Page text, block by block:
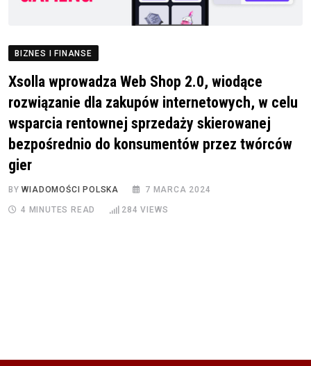
BIZNES I FINANSE
Xsolla wprowadza Web Shop 2.0, wiodące
rozwiązanie dla zakupów internetowych, w celu
wsparcia rentownej sprzedaży skierowanej
bezpośrednio do konsumentów przez twórców
gier
BYWIADOMOŚCI POLSKA 7 MARCA 2024
4 MINUTES READ 284 VIEWS